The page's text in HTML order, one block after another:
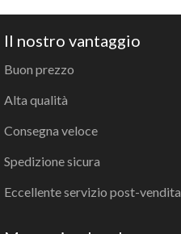
Il nostro vantaggio
Buon prezzo
Alta qualità
Consegna veloce
Spedizione sicura
Eccellente servizio post-vendita